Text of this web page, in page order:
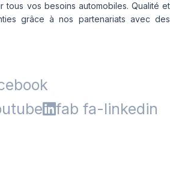
tous vos besoins automobiles. Qualité et
grâce à nos partenariats avec des
fab fa-linkedin